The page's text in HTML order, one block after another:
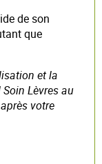
de son
que
et la
Lèvres au
votre